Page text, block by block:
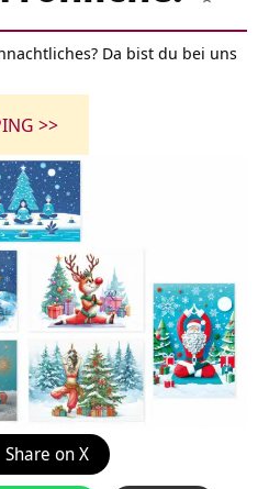
Da bist du bei uns
>>
Share on X